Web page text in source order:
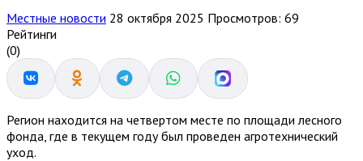
Местные новости 28 октября 2025 Просмотров: 69
Рейтинги
(0)
Регион находится на четвертом месте по площади лесного
фонда, где в текущем году был проведен агротехнический
уход.